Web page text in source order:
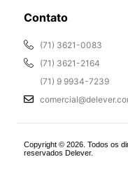
Contato
(71) 3621-0083
(71) 3621-2164
(71) 9 9934-7239
Copyright © 2026. Todos os
reservados Delever.